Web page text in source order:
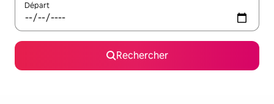
Départ
Rechercher